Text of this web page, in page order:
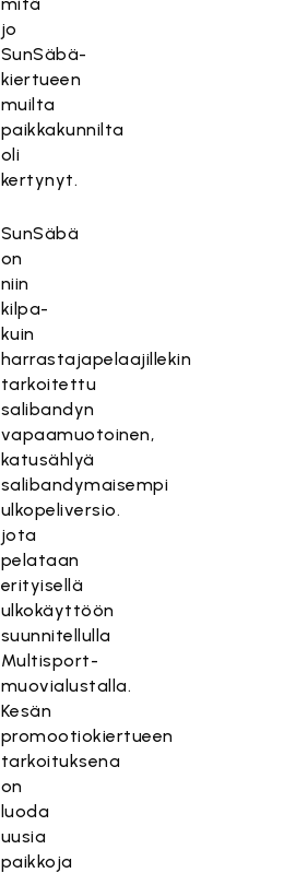
jo
SunSäbä-
kiertueen
muilta
paikkakunnilta
oli
kertynyt.
SunSäbä
on
niin
kilpa-
kuin
harrastajapelaajillekin
tarkoitettu
salibandyn
vapaamuotoinen,
katusählyä
salibandymaisempi
ulkopeliversio.
jota
pelataan
erityisellä
ulkokäyttöön
suunnitellulla
Multisport-
muovialustalla.
Kesän
promootiokiertueen
tarkoituksena
on
luoda
uusia
paikkoja